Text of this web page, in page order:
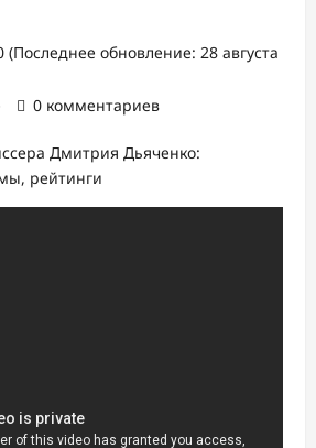
(Последнее обновление: 28 августа
0 комментариев